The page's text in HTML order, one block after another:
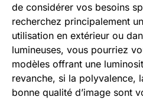
de considérer vos besoins
recherchez principalement
utilisation en extérieur ou
lumineuses, vous pourriez
modèles offrant une
revanche, si la polyvalence,
bonne qualité d’image sont